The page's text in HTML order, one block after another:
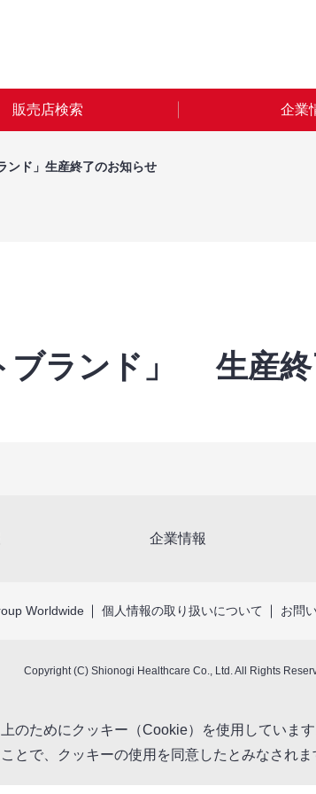
販売店検索 企業
ンド」生産終了のお知らせ
ブランド」 生産
企業情報
Worldwide 個人情報の取り扱いについて お問
Copyright (C) Shionogi Healthcare Co., Ltd. All Rights
のためにクッキー（Cookie）を使用していま
とで、クッキーの使用を同意したとみなされま